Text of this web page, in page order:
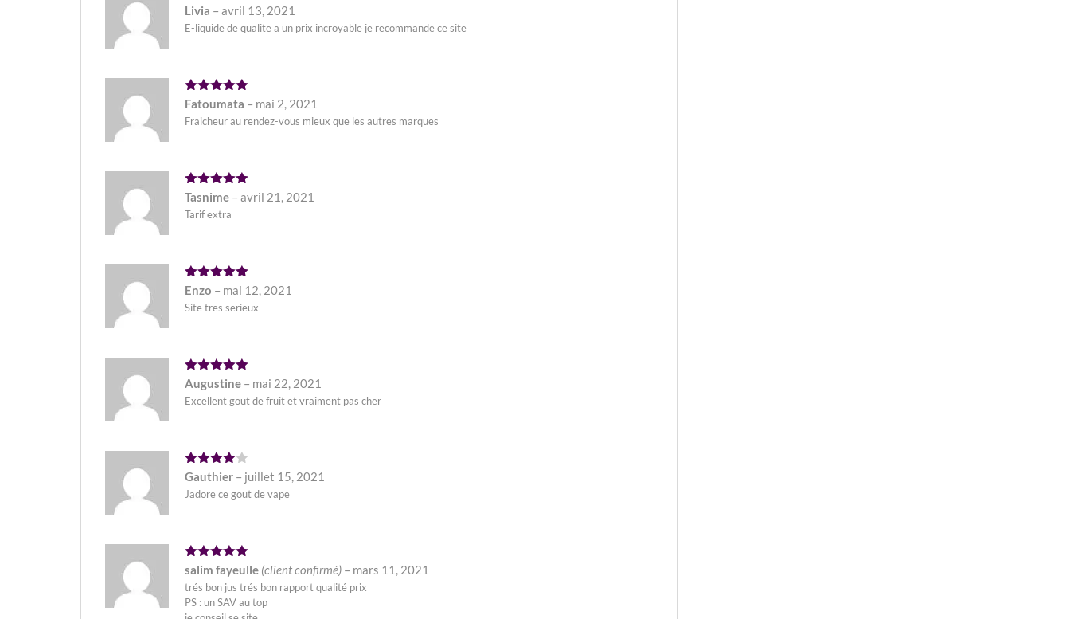
Note5
Livia – avril 13, 2021
E-liquide de qualite a un prix incroyable je recommande ce site
Note5
Fatoumata – mai 2, 2021
Fraicheur au rendez-vous mieux que les autres marques
Note5
Tasnime – avril 21, 2021
Tarif extra
Note 5
Enzo – mai 12, 2021
Site tres serieux
Note5
sur 5
Augustine – mai 22, 2021
Excellent gout de fruit et vraiment pas cher
Note4
Gauthier – juillet 15, 2021
Jadore ce gout de vape
Note 5
salim fayeulle (client confirmé) – mars 11, 2021
trés bon jus trés bon rapport qualité prix
PS : un SAV au top